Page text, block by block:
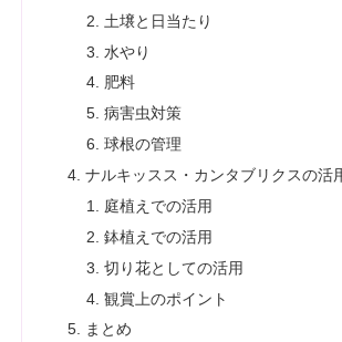
土壌と日当たり
水やり
肥料
病害虫対策
球根の管理
ナルキッスス・カンタブリクスの活
庭植えでの活用
鉢植えでの活用
切り花としての活用
観賞上のポイント
まとめ